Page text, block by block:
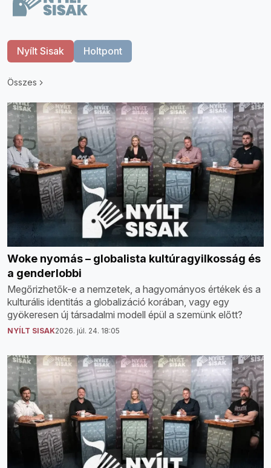
Nyílt Sisak Holtpont
Összes
Woke nyomás – globalista kultúragyilkosság és
a genderlobbi
Megőrizhetők-e a nemzetek, a hagyományos értékek és a
kulturális identitás a globalizáció korában, vagy egy
gyökeresen új társadalmi modell épül a szemünk előtt?
NYÍLT SISAK2026. júl. 24. 18:05